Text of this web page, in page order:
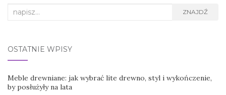
Search
ZNAJDŹ
OSTATNIE WPISY
Meble drewniane: jak wybrać lite drewno, styl i wykończenie,
by posłużyły na lata